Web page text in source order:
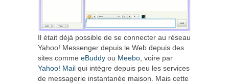
Il était déjà possible de se connecter au réseau
Yahoo! Messenger depuis le Web depuis des
sites comme eBuddy ou Meebo , voire par
Yahoo! Mail qui intègre depuis peu les services
de messagerie instantanée maison. Mais cette